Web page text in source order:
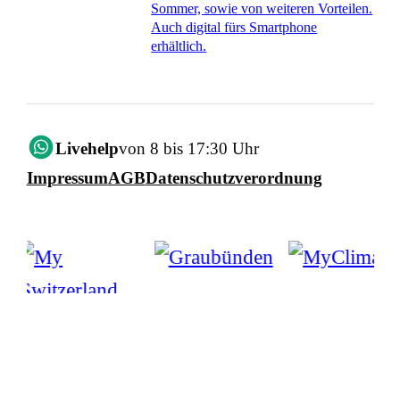
Sommer, sowie von weiteren Vorteilen.
Auch digital fürs Smartphone
erhältlich.
Livehelpvon 8 bis 17:30 Uhr
ImpressumAGBDatenschutzverordnung